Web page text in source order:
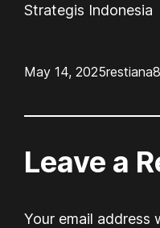
Strategis Indonesia
May 14, 2025
Leave a
Your email address